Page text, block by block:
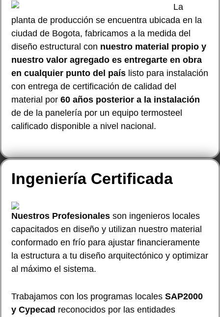
La
planta de producción se encuentra ubicada en la
ciudad de Bogota, fabricamos a la medida del
diseño estructural con nuestro material propio y
nuestro valor agregado es entregarte en obra
en cualquier punto del país listo para instalación
con entrega de certificación de calidad del
material por 60 años posterior a la instalación
de de la panelería por un equipo termosteel
calificado disponible a nivel nacional.
Ingeniería Certificada
Nuestros Profesionales son ingenieros locales
capacitados en diseño y utilizan nuestro material
conformado en frío para ajustar financieramente
la estructura a tu diseño arquitectónico y optimizar
al máximo el sistema.
Trabajamos con los programas locales SAP2000
y Cypecad reconocidos por las entidades